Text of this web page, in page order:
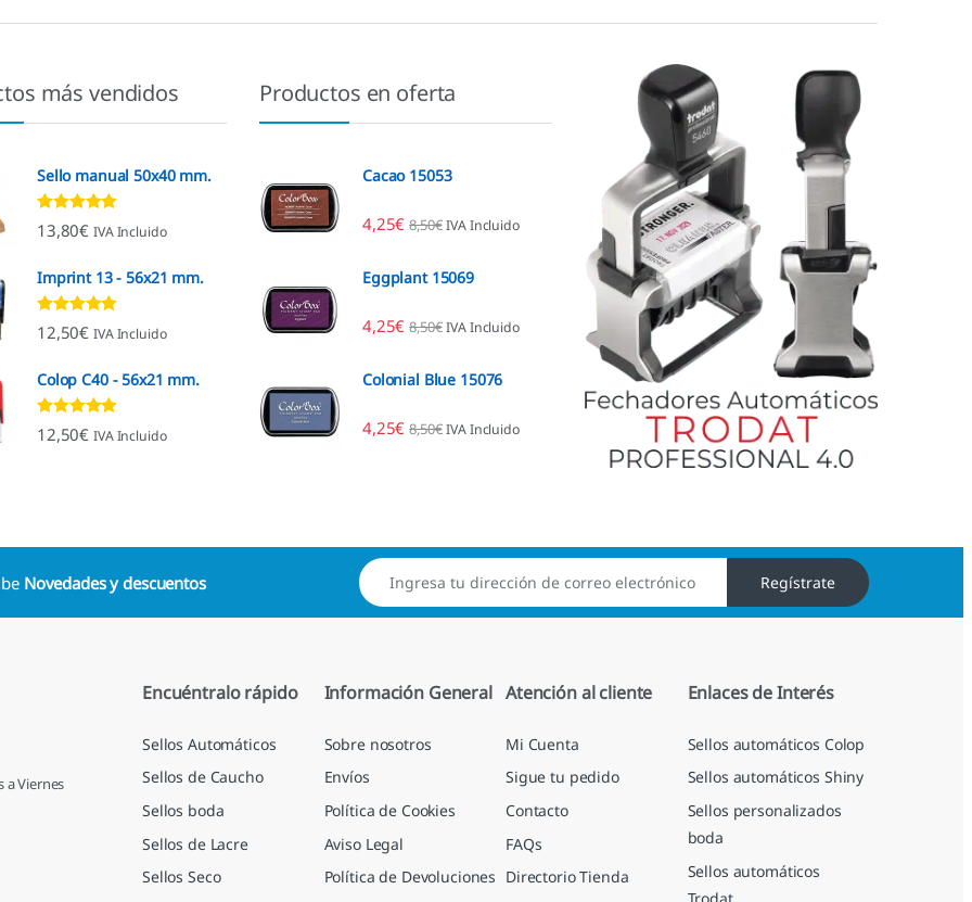
más vendidos
Sello manual 50x40 mm.
Valorado con
4.80de 5
13,80€ IVA Incluido
Imprint 13 - 56x21 mm.
Valorado con
4.96de 5
12,50€ IVA Incluido
Colop C40 - 56x21 mm.
Valorado con
4.89de 5
12,50€ IVA Incluido
Productos en oferta
Cacao 15053
4,25€ 8,50€ IVA Incluido
Eggplant 15069
4,25€ 8,50€ IVA Incluido
Colonial Blue 15076
4,25€ 8,50€ IVA Incluido
Novedades y descuentos Regístrate
a Viernes
Encuéntralo rápido
Sellos Automáticos
Sellos de Caucho
Sellos boda
Sellos de Lacre
Sellos Seco
Información General
Sobre nosotros
Envíos
Política de Cookies
Aviso Legal
Política de Devoluciones
Atención al cliente
Mi Cuenta
Sigue tu pedido
Contacto
FAQs
Directorio Tienda
Enlaces de Interés
Sellos automáticos Colop
Sellos automáticos Shiny
Sellos personalizados
boda
Sellos automáticos
Trodat